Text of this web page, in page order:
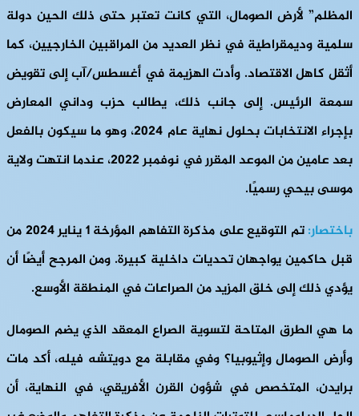
المظلم” لأرض الصومال، التي كانت تعتبر حتى ذلك الحين دولة
سلمية وديمقراطية في نظر العديد من المراقبين الخارجيين، كما
أثقل كاهل الاقتصاد. وأدت الهزيمة في أغسطس/آب إلى تقويض
سمعة الرئيس. إلى جانب ذلك، يطالب حزب وداني المعارض
بإجراء الانتخابات بحلول نهاية عام 2024، وهو ما سيكون بالفعل
بعد عامين من الموعد المقرر في نوفمبر 2022، عندما انتهت ولاية
موسى بيحي رسميًا.
باختصار:
تم التوقيع على مذكرة التفاهم المؤرخة 1 يناير 2024 من
قبل حاكمين يواجهان تحديات داخلية كبيرة. ومن المرجح أيضًا أن
يؤدي ذلك إلى خلق المزيد من الصراعات في المنطقة الأوسع.
ما هي الطرق المتاحة لتسوية الصراع المعقد الذي يضم الصومال
وأرض الصومال وإثيوبيا؟ وفي مقابلة مع دويتشه فيله، أكد مات
برايدن، المتخصص في شؤون القرن الأفريقي، في النهاية، أن